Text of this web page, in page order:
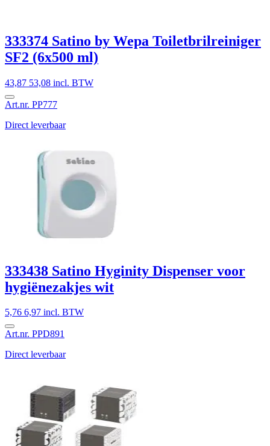
333374 Satino by Wepa Toiletbrilreiniger
SF2 (6x500 ml)
43,87 53,08 incl. BTW
Art.nr. PP777
Direct leverbaar
333438 Satino Hyginity Dispenser voor
hygiënezakjes wit
5,76 6,97 incl. BTW
Art.nr. PPD891
Direct leverbaar